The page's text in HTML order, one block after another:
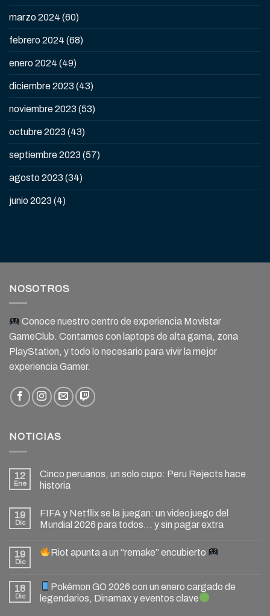
marzo 2024 (60)
febrero 2024 (68)
enero 2024 (49)
diciembre 2023 (43)
noviembre 2023 (53)
octubre 2023 (43)
septiembre 2023 (57)
agosto 2023 (34)
junio 2023 (4)
NOSOTROS
Conoce nuestro centro de experiencia Movistar
GameClub. Contamos con laptops de alta gama, zona
PlayStation, y todo lo necesario para vivir la mejor
experiencia Gamer.
NOTICIAS
12
Ene
Cinco peruanos, un solo cupo: Peru Rejects hace
historia
19
Dic
FIFA y Netflix se la juegan: un videojuego del
Mundial 2026 para todos… y sin pagar extra
19
Dic
Riot apunta a un “remake” encubierto
18
Dic
Pokémon GO 2026 con un enero cargado de
legendarios, Dinamax y eventos clave